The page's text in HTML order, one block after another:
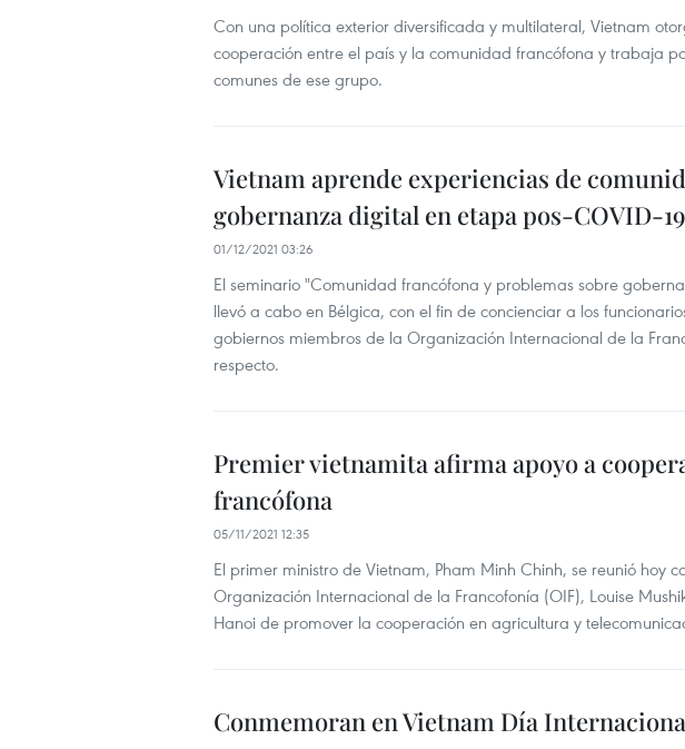
Con una política exterior diversificada y multilateral, Vietnam
cooperación entre el país y la comunidad francófona y trabaja
comunes de ese grupo.
Vietnam aprende experiencias de
gobernanza digital en etapa pos-COVID-19
01/12/2021 03:26
El seminario "Comunidad francófona y problemas sobre
llevó a cabo en Bélgica, con el fin de concienciar a los
gobiernos miembros de la Organización Internacional de la
respecto.
Premier vietnamita afirma apoyo a
francófona
05/11/2021 12:35
El primer ministro de Vietnam, Pham Minh Chinh, se reunió hoy
Organización Internacional de la Francofonía (OIF), Louise
Hanoi de promover la cooperación en agricultura y
Conmemoran en Vietnam Día